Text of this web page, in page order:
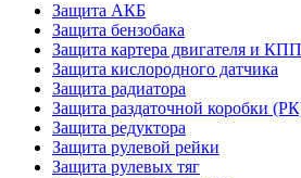
Защита АКБ
Защита бензобака
Защита картера двигателя и КПП
Защита кислородного датчика
Защита радиатора
Защита раздаточной коробки
Защита редуктора
Защита рулевой рейки
Защита рулевых тяг